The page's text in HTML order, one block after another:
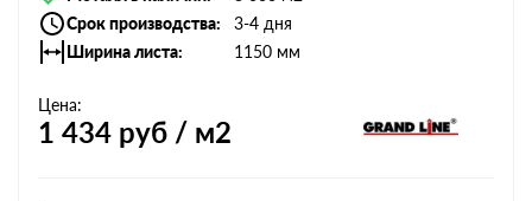
Срок производства
3-4 дня
Ширина листа
1150 мм
Цена:
1 434 руб / м2